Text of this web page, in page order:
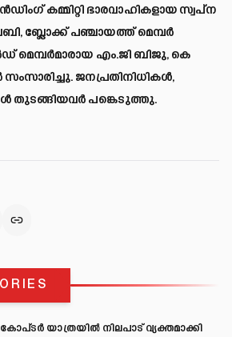
കമ്മിറ്റി ഭാരവാഹികളായ സ്വപ്ന
ബ്ലോക്ക് പഞ്ചായത്ത് മെമ്പര്‍
മെമ്പര്‍മാരായ എം.ജി ബിജു, കെ
ജനപ്രതിനിധികള്‍,
തുടങ്ങിയവര്‍ പങ്കെടുത്തു.
യാത്രയിൽ നിലപാട് വ്യക്തമാക്കി